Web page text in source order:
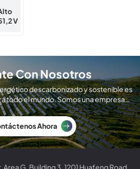
V
Con Nosotros
descarbonizado y sostenible es
todo el mundo. Somos una empresa
de módulos solares.
Ahora
Area G, Building 3, 1201 Huafeng Road